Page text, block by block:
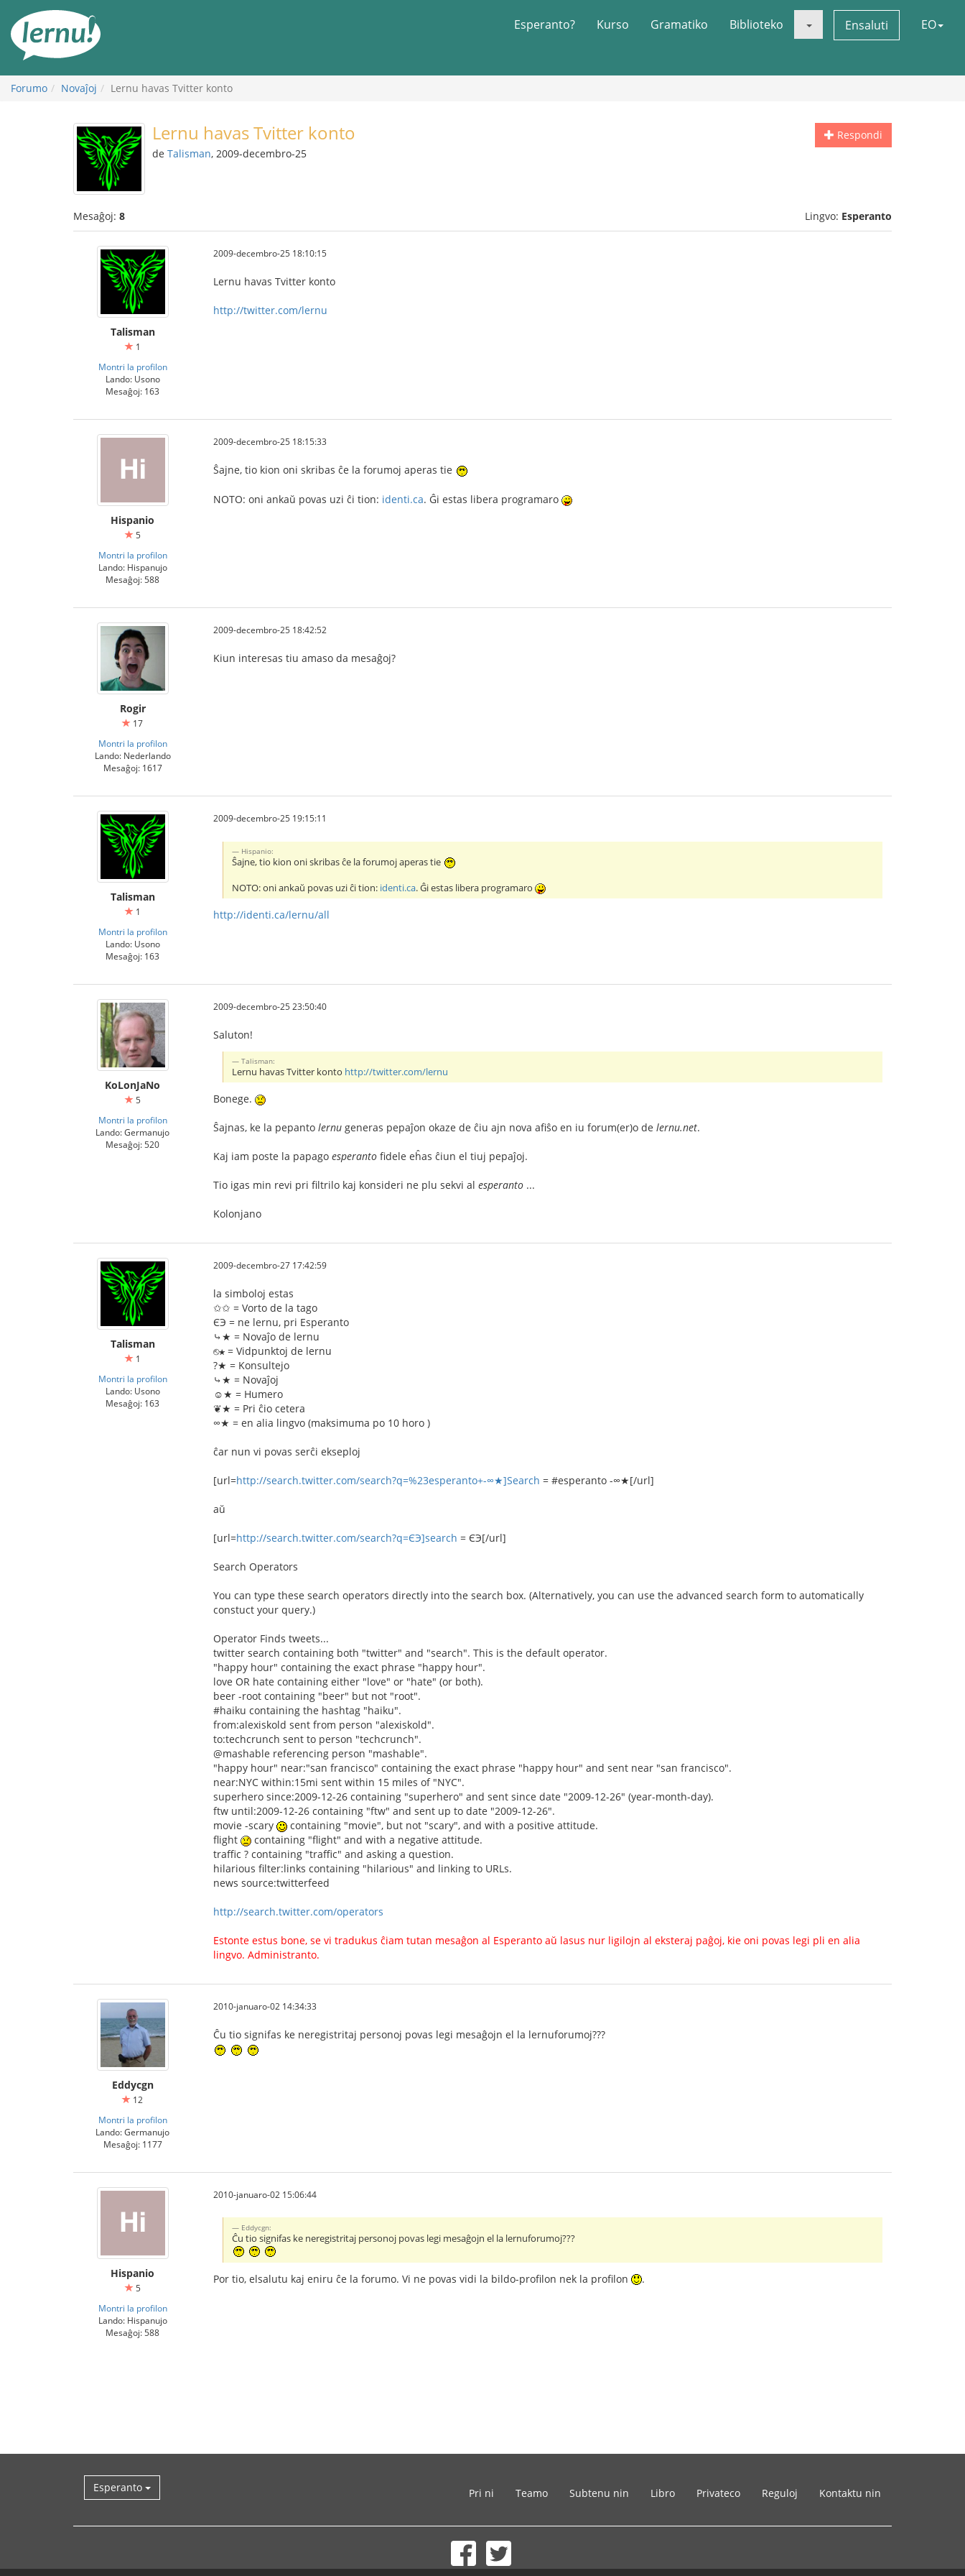
enhavo
Esperanto? Kurso Gramatiko Biblioteko Ensaluti EO
Forumo Novaĵoj Lernu havas Tvitter konto
Respondi
Lernu havas Tvitter konto
de Talisman, 2009-decembro-25
Mesaĝoj: 8 Lingvo: Esperanto
Talisman
1
Montri la profilon
Lando: Usono
Mesaĝoj: 163
2009-decembro-25 18:10:15
Lernu havas Tvitter konto
http://twitter.com/lernu
Hispanio
5
Montri la profilon
Lando: Hispanujo
Mesaĝoj: 588
2009-decembro-25 18:15:33
Ŝajne, tio kion oni skribas ĉe la forumoj aperas tie
NOTO: oni ankaŭ povas uzi ĉi tion: identi.ca. Ĝi estas libera programaro
Rogir
17
Montri la profilon
Lando: Nederlando
Mesaĝoj: 1617
2009-decembro-25 18:42:52
Kiun interesas tiu amaso da mesaĝoj?
Talisman
1
Montri la profilon
Lando: Usono
Mesaĝoj: 163
2009-decembro-25 19:15:11
Hispanio:
Ŝajne, tio kion oni skribas ĉe la forumoj aperas tie
NOTO: oni ankaŭ povas uzi ĉi tion: identi.ca. Ĝi estas libera programaro
http://identi.ca/lernu/all
KoLonJaNo
5
Montri la profilon
Lando: Germanujo
Mesaĝoj: 520
2009-decembro-25 23:50:40
Saluton!
Talisman:
Lernu havas Tvitter konto http://twitter.com/lernu
Bonege.
Ŝajnas, ke la pepanto lernu generas pepaĵon okaze de ĉiu ajn nova afiŝo en iu forum(er)o de lernu.net.
Kaj iam poste la papago esperanto fidele eĥas ĉiun el tiuj pepaĵoj.
Tio igas min revi pri filtrilo kaj konsideri ne plu sekvi al esperanto ...
Kolonjano
Talisman
1
Montri la profilon
Lando: Usono
Mesaĝoj: 163
2009-decembro-27 17:42:59
la simboloj estas
✩✩ = Vorto de la tago
ЄЭ = ne lernu, pri Esperanto
⤷★ = Novaĵo de lernu
⎋★ = Vidpunktoj de lernu
?★ = Konsultejo
⤷★ = Novaĵoj
☺★ = Humero
❦★ = Pri ĉio cetera
∞★ = en alia lingvo (maksimuma po 10 horo )
ĉar nun vi povas serĉi ekseploj
[url=http://search.twitter.com/search?q=%23esperanto+-∞★]Search = #esperanto -∞★[/url]
aŭ
[url=http://search.twitter.com/search?q=ЄЭ]search = ЄЭ[/url]
Search Operators
You can type these search operators directly into the search box. (Alternatively, you can use the advanced search form to automatically
constuct your query.)
Operator Finds tweets...
twitter search containing both "twitter" and "search". This is the default operator.
"happy hour" containing the exact phrase "happy hour".
love OR hate containing either "love" or "hate" (or both).
beer -root containing "beer" but not "root".
#haiku containing the hashtag "haiku".
from:alexiskold sent from person "alexiskold".
to:techcrunch sent to person "techcrunch".
@mashable referencing person "mashable".
"happy hour" near:"san francisco" containing the exact phrase "happy hour" and sent near "san francisco".
near:NYC within:15mi sent within 15 miles of "NYC".
superhero since:2009-12-26 containing "superhero" and sent since date "2009-12-26" (year-month-day).
ftw until:2009-12-26 containing "ftw" and sent up to date "2009-12-26".
movie -scary
containing "movie", but not "scary", and with a positive attitude.
flight
containing "flight" and with a negative attitude.
traffic ? containing "traffic" and asking a question.
hilarious filter:links containing "hilarious" and linking to URLs.
news source:twitterfeed
http://search.twitter.com/operators
Estonte estus bone, se vi tradukus ĉiam tutan mesaĝon al Esperanto aŭ lasus nur ligilojn al eksteraj paĝoj, kie oni povas legi pli en alia
lingvo. Administranto.
Eddycgn
12
Montri la profilon
Lando: Germanujo
Mesaĝoj: 1177
2010-januaro-02 14:34:33
Ĉu tio signifas ke neregistritaj personoj povas legi mesaĝojn el la lernuforumoj???
Hispanio
5
Montri la profilon
Lando: Hispanujo
Mesaĝoj: 588
2010-januaro-02 15:06:44
Eddycgn:
Ĉu tio signifas ke neregistritaj personoj povas legi mesaĝojn el la lernuforumoj???
Por tio, elsalutu kaj eniru ĉe la forumo. Vi ne povas vidi la bildo-profilon nek la profilon .
Esperanto Pri ni Teamo Subtenu nin Libro Privateco Reguloj Kontaktu nin